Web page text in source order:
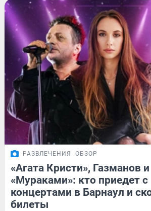
РАЗВЛЕЧЕНИЯ ОБЗОР
«Агата Кристи», Газманов и
«Мураками»: кто приедет с
концертами в Барнаул и
билеты